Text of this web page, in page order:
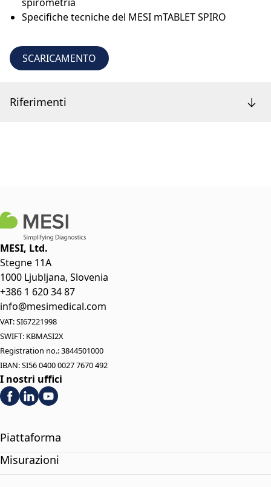
Specifiche tecniche del MESI mTABLET SPIRO
SCARICAMENTO
Riferimenti
MESI, Ltd.
Stegne 11A
1000 Ljubljana, Slovenia
+386 1 620 34 87
info@mesimedical.com
VAT: SI67221998
SWIFT: KBMASI2X
Registration no.: 3844501000
IBAN: SI56 0400 0027 7670 492
I nostri uffici
Piattaforma
Misurazioni